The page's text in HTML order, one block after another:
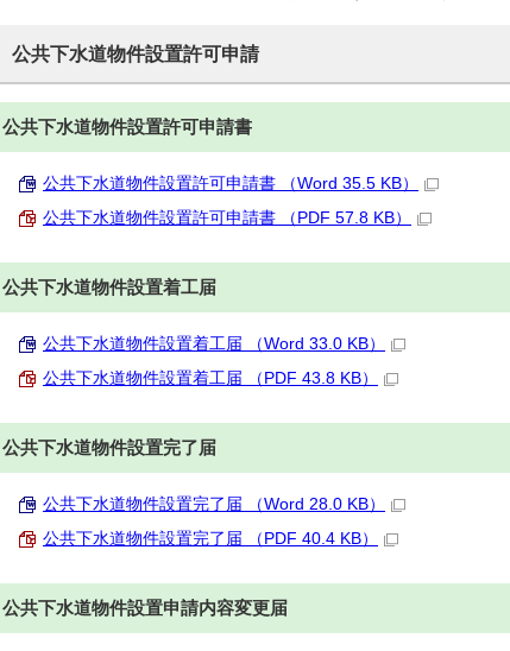
公共下水道物件設置許可申請
公共下水道物件設置許可申請書
公共下水道物件設置許可申請書 （Word 35.5 KB）
公共下水道物件設置許可申請書 （PDF 57.8 KB）
公共下水道物件設置着工届
公共下水道物件設置着工届 （Word 33.0 KB）
公共下水道物件設置着工届 （PDF 43.8 KB）
公共下水道物件設置完了届
公共下水道物件設置完了届 （Word 28.0 KB）
公共下水道物件設置完了届 （PDF 40.4 KB）
公共下水道物件設置申請内容変更届